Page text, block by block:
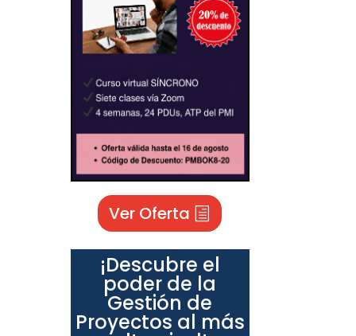
Ver Oferta
¡Descubre el
poder de la
Gestión de
Proyectos al más